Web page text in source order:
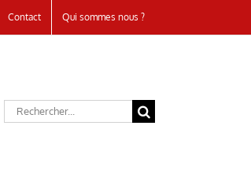
Contact Qui sommes nous ?
Rechercher: